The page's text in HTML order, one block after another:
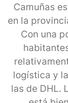
Camuñas
en la
Con una
logística y
las de DHL.